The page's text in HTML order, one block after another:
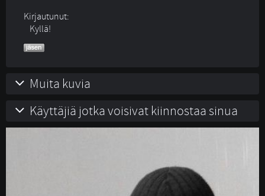
Kirjautunut:
Kyllä!
Muita kuvia
Käyttäjiä jotka voisivat kiinnostaa sinua